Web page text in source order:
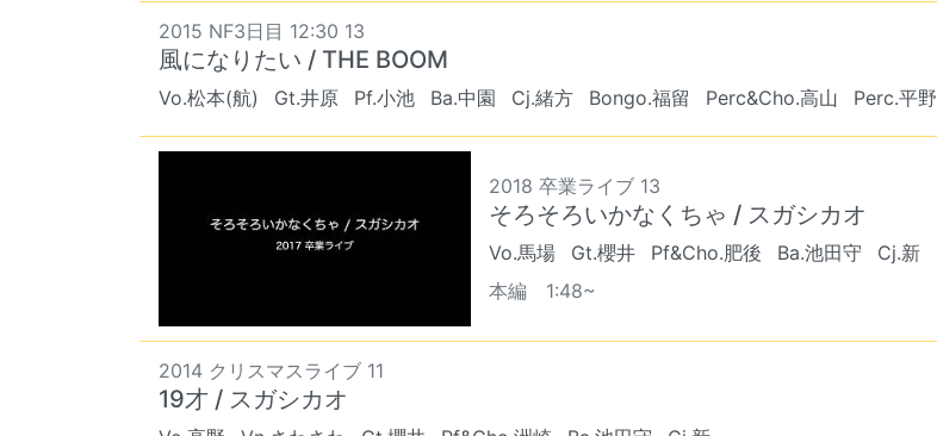
2015 NF3日目 12:30 13
風になりたい / THE BOOM
Vo.松本(航) Gt.井原 Pf.小池 Ba.中園 Cj.緒方 Bongo.福留 Perc&Cho.高山 Perc.平野
2018 卒業ライブ 13
そろそろいかなくちゃ / スガシカオ
Vo.馬場 Gt.櫻井 Pf&Cho.肥後 Ba.池田守
Cj.新
本編 1:48~
2014 クリスマスライブ 11
19才 / スガシカオ